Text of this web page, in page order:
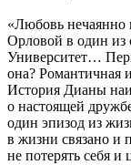
«Любовь нечаянно
Орловой в один из
Университет…
она? Романтичная
История Дианы
о настоящей
один эпизод из
в жизни связано и
не потерять себя